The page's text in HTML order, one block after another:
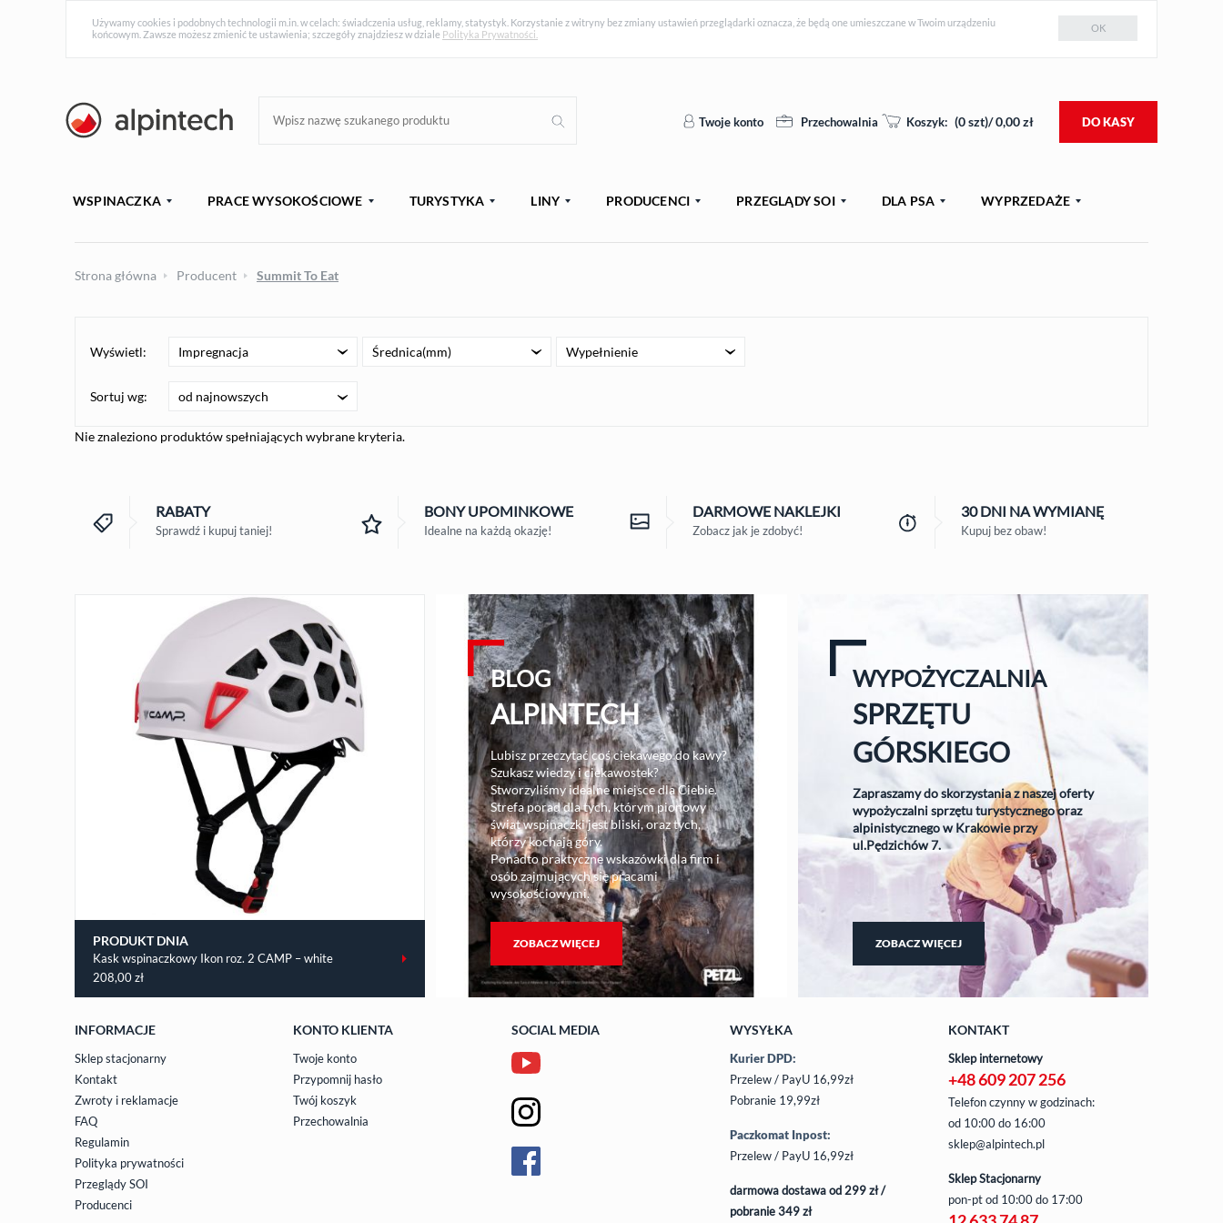
Używamy cookies i podobnych technologii m.in. w celach: świadczenia usług, reklamy, statystyk. Korzystanie z witryny bez zmiany ustawień przeglądarki oznacza, że będą one umieszczane w Twoim urządzeniu
końcowym. Zawsze możesz zmienić te ustawienia; szczegóły znajdziesz w dziale Polityka Prywatności.
OK
Twoje konto Przechowalnia Koszyk: (0szt)/0,00zł DO KASY
WSPINACZKA PRACE WYSOKOŚCIOWE TURYSTYKA LINY PRODUCENCI PRZEGLĄDY SOI DLA PSA WYPRZEDAŻE
Strona główna Producent Summit To Eat
Wyświetl: Impregnacja Średnica(mm) Wypełnienie
Sortuj wg: od najnowszych
Nie znaleziono produktów spełniających wybrane kryteria.
RABATY
Sprawdź i kupuj taniej!
BONYUPOMINKOWE
Idealne na każdą okazję!
DARMOWENAKLEJKI
Zobacz jak je zdobyć!
30 DNI NA WYMIANĘ
Kupuj bez obaw!
PRODUKT DNIA
Kask wspinaczkowy Ikon roz. 2 CAMP – white
208,00zł
BLOG
ALPINTECH
Lubisz przeczytać coś ciekawego do kawy?
Szukasz wiedzy i ciekawostek?
Stworzyliśmy idealne miejsce dla Ciebie.
Strefa porad dla tych, którym pionowy
świat wspinaczki jest bliski, oraz tych,
którzy kochają góry.
Ponadto praktyczne wskazówki dla firm i
osób zajmujących się pracami
wysokościowymi.
ZOBACZ WIĘCEJ
WYPOŻYCZALNIA
SPRZĘTU
GÓRSKIEGO
Zapraszamy do skorzystania z naszej oferty
wypożyczalni sprzętu turystycznego oraz
alpinistycznego w Krakowie przy
ul.Pędzichów 7.
ZOBACZ WIĘCEJ
INFORMACJE
Sklep stacjonarny
Kontakt
Zwroty i reklamacje
FAQ
Regulamin
Polityka prywatności
Przeglądy SOI
Producenci
KONTO KLIENTA
Twoje konto
Przypomnij hasło
Twój koszyk
Przechowalnia
SOCIAL MEDIA WYSYŁKA
Kurier DPD:
Przelew / PayU 16,99zł
Pobranie 19,99zł
Paczkomat Inpost:
Przelew / PayU 16,99zł
darmowa dostawa od 299 zł /
pobranie 349 zł
KONTAKT
Sklep internetowy
+48 609 207 256
Telefon czynny w godzinach:
od 10:00 do 16:00
sklep@alpintech.pl
Sklep Stacjonarny
pon-ptod 10:00 do 17:00